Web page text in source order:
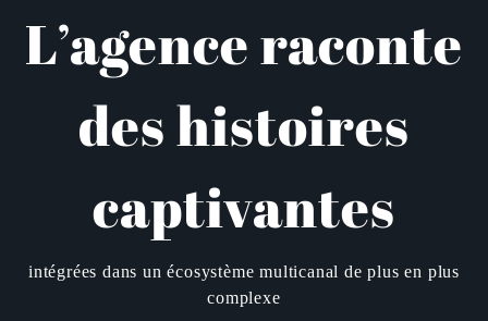
L’agence raconte
des histoires
captivantes
intégrées dans un écosystème multicanal de plus en plus
complexe